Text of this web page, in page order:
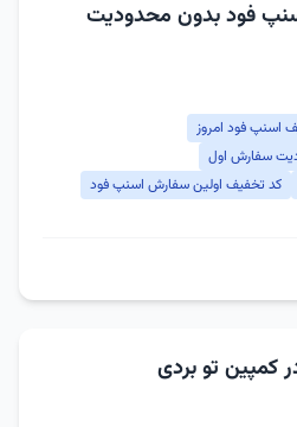
فود بدون محدودیت
اسنپ فود امروز
سفارش اول
کد تخفیف اولین سفارش اسنپ فود
کمپین تو بردی